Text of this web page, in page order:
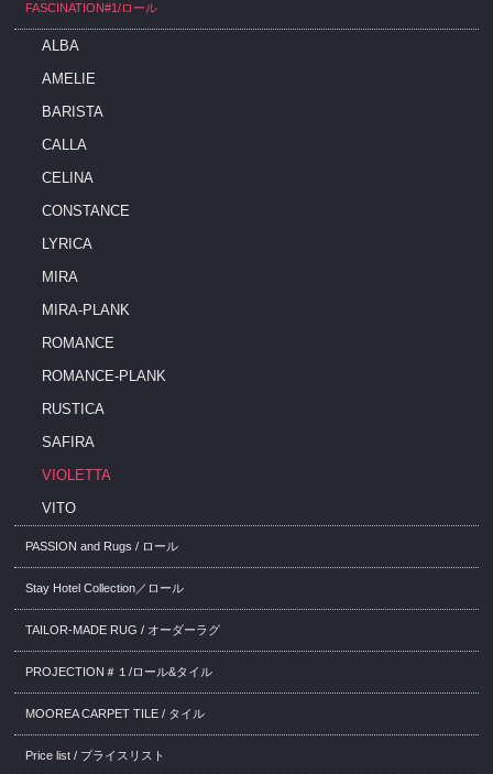
FASCINATION#1/ロール
ALBA
AMELIE
BARISTA
CALLA
CELINA
CONSTANCE
LYRICA
MIRA
MIRA-PLANK
ROMANCE
ROMANCE-PLANK
RUSTICA
SAFIRA
VIOLETTA
VITO
PASSION and Rugs / ロール
Stay Hotel Collection／ロール
TAILOR-MADE RUG / オーダーラグ
PROJECTION＃１/ロール&タイル
MOOREA CARPET TILE / タイル
Price list / プライスリスト